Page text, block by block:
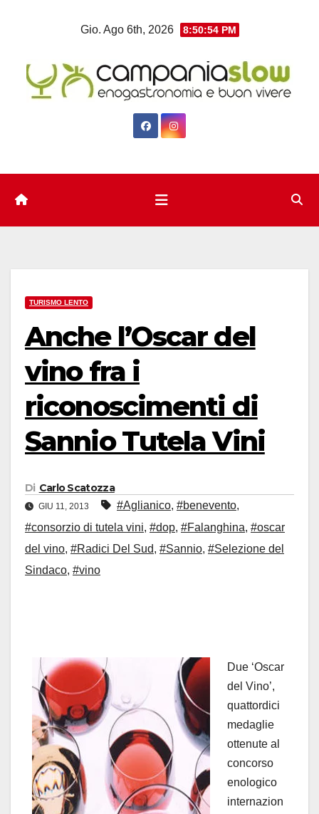
Gio. Ago 6th, 2026 8:50:55 PM
TURISMO LENTO
Anche l’Oscar del
vino fra i
riconoscimenti di
Sannio Tutela Vini
Di Carlo Scatozza
GIU 11, 2013 #Aglianico, #benevento,
#consorzio di tutela vini, #dop, #Falanghina, #oscar
del vino, #Radici Del Sud, #Sannio, #Selezione del
Sindaco, #vino
Due ‘Oscar
del Vino’,
quattordici
medaglie
ottenute al
concorso
enologico
internazion